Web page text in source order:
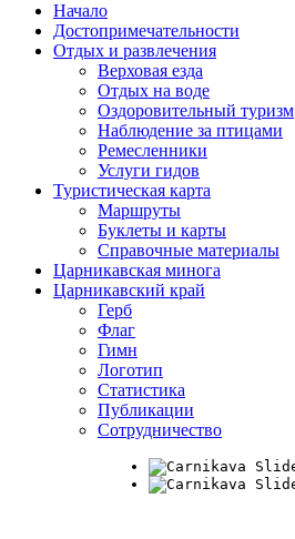
Начало
Достопримечательности
Отдых и развлечения
Верховая езда
Отдых на воде
Оздоровительный туризм
Наблюдение за птицами
Ремесленники
Услуги гидов
Туристическая карта
Маршруты
Буклеты и карты
Справочные материалы
Царникавская минога
Царникавский край
Герб
Флаг
Гимн
Логотип
Статистика
Публикации
Сотрудничество